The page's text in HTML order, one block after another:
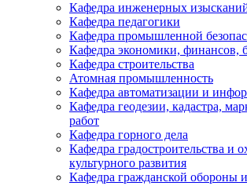
Кафедра инженерных
Кафедра педагогики
Кафедра промышленной
Кафедра экономики, финансов,
Кафедра строительства
Атомная промышленность
Кафедра автоматизации и
Кафедра геодезии, кадастра,
работ
Кафедра горного дела
Кафедра градостроительства и
культурного развития
Кафедра гражданской обороны